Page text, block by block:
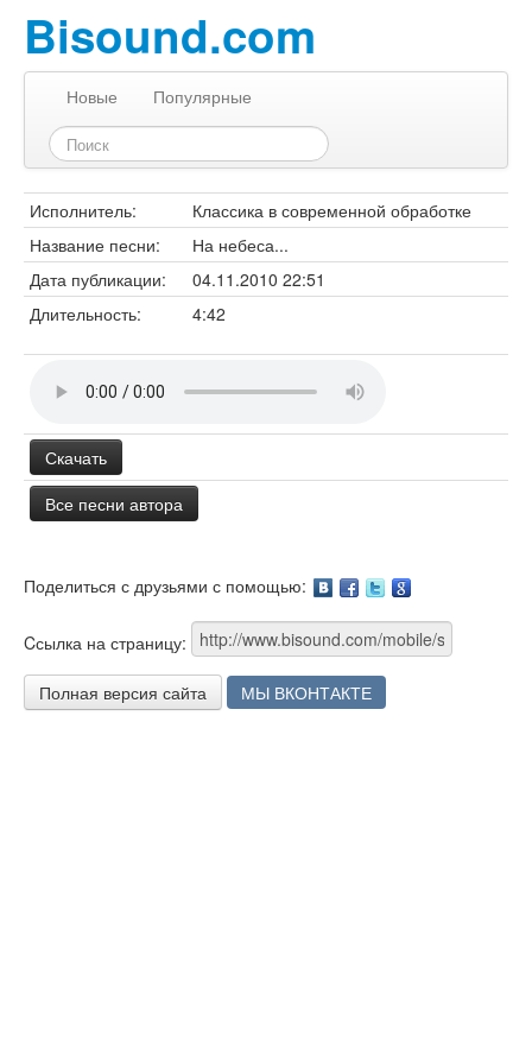
Bisound.com
Новые Популярные
Исполнитель:
Классика в современной обработке
Название песни:
На небеса...
Дата публикации:
04.11.2010 22:51
Длительность:
4:42
Скачать
Все песни автора
Поделиться с друзьями с помощью:
Cсылка на страницу:
Полная версия сайта МЫ ВКОНТАКТЕ